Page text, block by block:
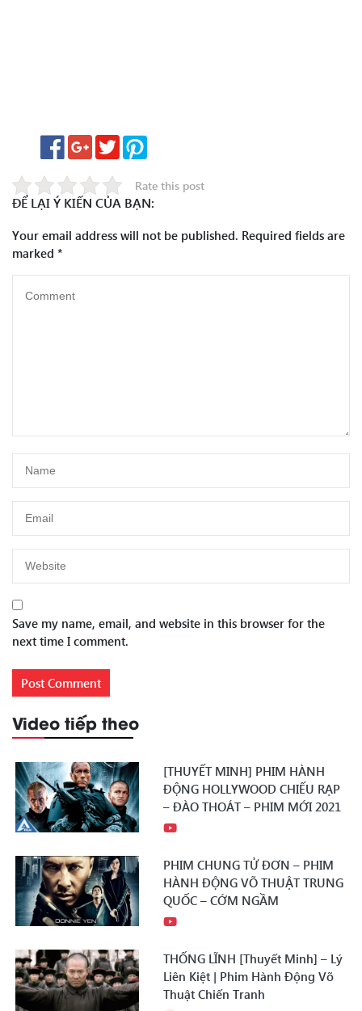
Rate this post
ĐỂ LẠI Ý KIẾN CỦA BẠN:
Your email address will not be published. Required fields are
marked *
Save my name, email, and website in this browser for the
next time I comment.
Video tiếp theo
[THUYẾT MINH] PHIM HÀNH
ĐỘNG HOLLYWOOD CHIẾU RẠP
– ĐÀO THOÁT – PHIM MỚI 2021
PHIM CHUNG TỬ ĐƠN – PHIM
HÀNH ĐỘNG VÕ THUẬT TRUNG
QUỐC – CỚM NGẦM
THỐNG LĨNH [Thuyết Minh] – Lý
Liên Kiệt | Phim Hành Động Võ
Thuật Chiến Tranh